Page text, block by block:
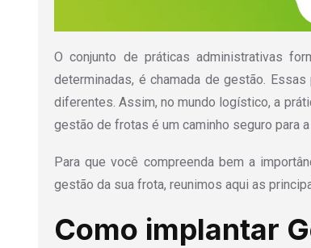
O conjunto de práticas administrativas
determinadas, é chamada de gestão.
diferentes. Assim, no mundo logístico, a
gestão de frotas é um caminho seguro para
Para que você compreenda bem a
gestão da sua frota, reunimos aqui as
Como implantar